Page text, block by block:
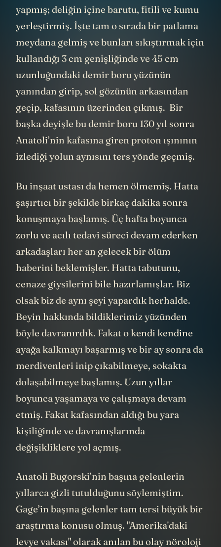
yapmış; deliğin içine barutu, fitili ve kumu
yerleştirmiş. İşte tam o sırada bir patlama
meydana gelmiş ve bunları sıkıştırmak için
kullandığı 3 cm genişliğinde ve 45 cm
uzunluğundaki demir boru yüzünün
yanından girip, sol gözünün arkasından
geçip, kafasının üzerinden çıkmış. Bir
başka deyişle bu demir boru 130 yıl sonra
Anatoli’nin kafasına giren proton ışınının
izlediği yolun aynısını ters yönde geçmiş.
Bu inşaat ustası da hemen ölmemiş. Hatta
şaşırtıcı bir şekilde birkaç dakika sonra
konuşmaya başlamış. Üç hafta boyunca
zorlu ve acılı tedavi süreci devam ederken
arkadaşları her an gelecek bir ölüm
haberini beklemişler. Hatta tabutunu,
cenaze giysilerini bile hazırlamışlar. Biz
olsak biz de aynı şeyi yapardık herhalde.
Beyin hakkında bildiklerimiz yüzünden
böyle davranırdık. Fakat o kendi kendine
ayağa kalkmayı başarmış ve bir ay sonra da
merdivenleri inip çıkabilmeye, sokakta
dolaşabilmeye başlamış. Uzun yıllar
boyunca yaşamaya ve çalışmaya devam
etmiş. Fakat kafasından aldığı bu yara
kişiliğinde ve davranışlarında
değişikliklere yol açmış.
Anatoli Bugorski’nin başına gelenlerin
yıllarca gizli tutulduğunu söylemiştim.
Gage’in başına gelenler tam tersi büyük bir
araştırma konusu olmuş. "Amerika'daki
levye vakası" olarak anılan bu olay nöroloji